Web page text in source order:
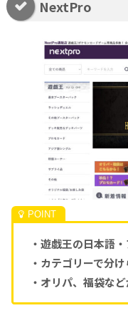
NextPro
・遊戯王の日本語
・カテゴリーで分
・オリパ、福袋など